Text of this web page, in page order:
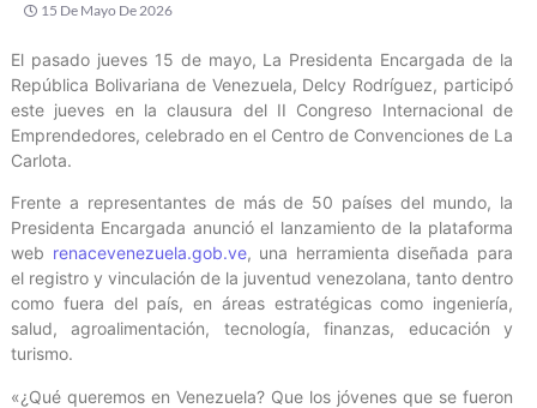
15 De Mayo De 2026
El pasado jueves 15 de mayo, La Presidenta Encargada de la
República Bolivariana de Venezuela, Delcy Rodríguez, participó
este jueves en la clausura del II Congreso Internacional de
Emprendedores, celebrado en el Centro de Convenciones de La
Carlota.
Frente a representantes de más de 50 países del mundo, la
Presidenta Encargada anunció el lanzamiento de la plataforma
web renacevenezuela.gob.ve, una herramienta diseñada para
el registro y vinculación de la juventud venezolana, tanto dentro
como fuera del país, en áreas estratégicas como ingeniería,
salud, agroalimentación, tecnología, finanzas, educación y
turismo.
«¿Qué queremos en Venezuela? Que los jóvenes que se fueron